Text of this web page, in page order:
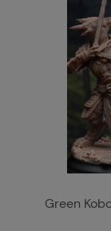
Green